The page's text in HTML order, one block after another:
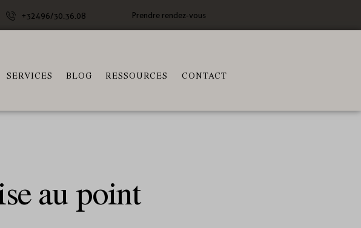
+32496/30.36.08 Prendre rendez-vous
SERVICES BLOG RESSOURCES CONTACT
au point